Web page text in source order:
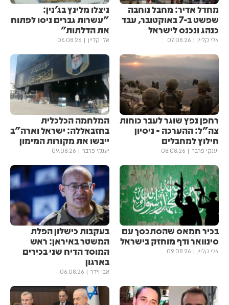
מחדל אדיר: מחבל נוחבה
שפשט ב-7 באוקטובר, עבד
כנהג ונכנס לישראל
אלי קליין 07.08.26
ניצלו מלינץ בג'נין:
"עשרות גברים ניסו לפתוח
את הדלתות"
אלי קליין 06.08.26
רחפן נפץ שוגר לעבר כוחות
צה"ל: ההערכה - ניסיון
חילוץ למחבלים
יענקי פרבר 08.08.26
המלחמה הכלכלית
בחזבאללה: ישראל וארה"ב
ייבשו את מקורות המימון
יענקי פרבר 09.08.26
בכיר חמאס שהסתכסך עם
סינוואר ודף מוחזק בישראל
אלי קליין 09.08.26
בעקבות כישלון הפלת
המשטר באיראן: ראש
המוסד הדיח שני בכירים
בארגון
אבי וידר 06.08.26